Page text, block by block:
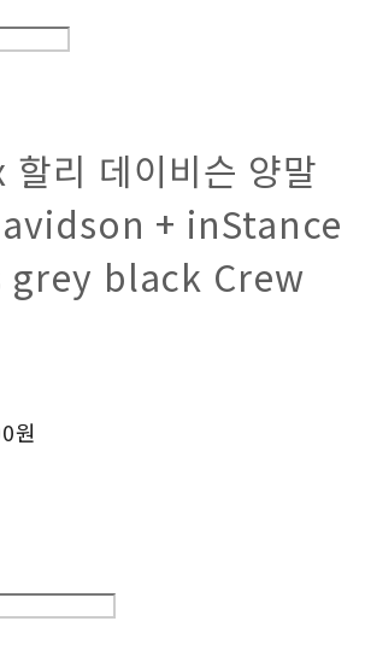
할리 데이비슨 양말
+ inStance
grey black Crew
원